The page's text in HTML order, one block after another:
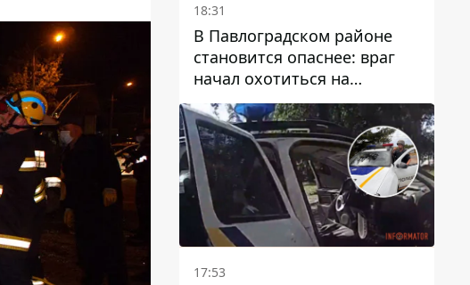
18:31
В Павлоградском районе
становится опаснее: враг
начал охотиться на
гражданский и военный
транспорт
17:53